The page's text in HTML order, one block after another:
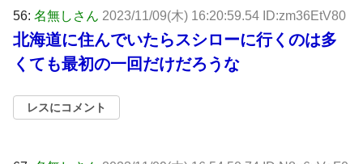
56: 名無しさん 2023/11/09(木) 16:20:59.54 ID:zm36EtV80
北海道に住んでいたらスシローに行くのは多
くても最初の一回だけだろうな
レスにコメント